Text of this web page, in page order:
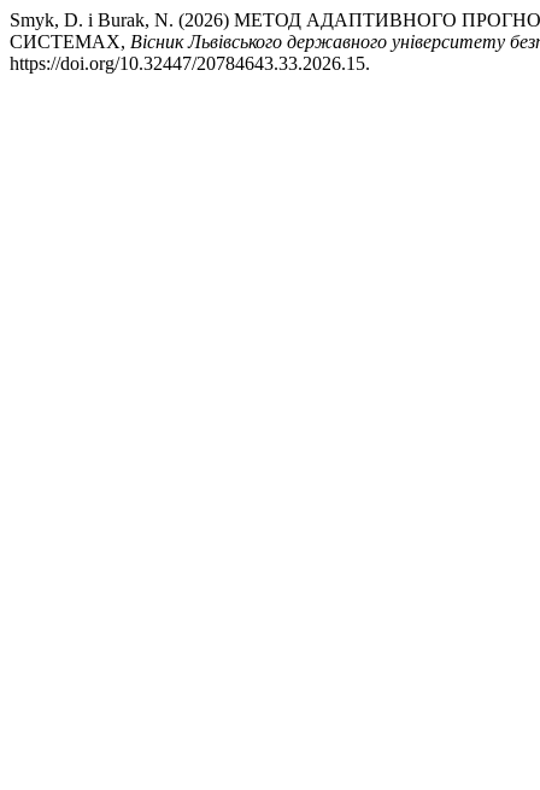
Smyk, D. і Burak, N. (2026) МЕТОД АДАПТИВНОГО
СИСТЕМАХ, Вісник Львівського державного університету
https://doi.org/10.32447/20784643.33.2026.15.